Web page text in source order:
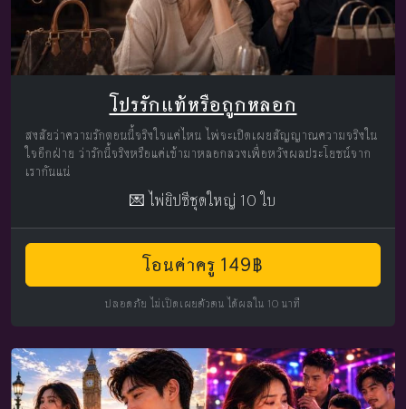
โปรรักแท้หรือถูกหลอก
สงสัยว่าความรักตอนนี้จริงใจแค่ไหน ไพ่จะเปิดเผยสัญญาณความจริงใน
ใจอีกฝ่าย ว่ารักนี้จริงหรือแค่เข้ามาหลอกลวงเพื่อหวังผลประโยชน์จาก
เรากันแน่
💌 ไพ่ยิปซีชุดใหญ่ 10 ใบ
โอนค่าครู 149฿
ปลอดภัย ไม่เปิดเผยตัวตน ได้ผลใน 10 นาที